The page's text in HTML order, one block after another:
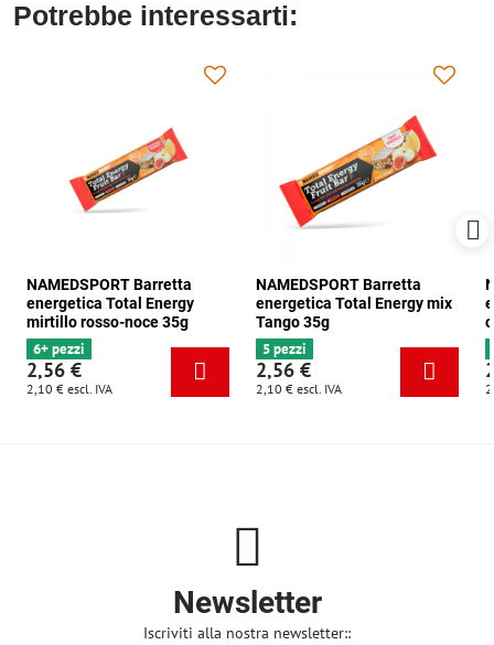
Potrebbe interessarti:
NAMEDSPORT Barretta
energetica Total Energy
mirtillo rosso-noce 35g
6+ pezzi
2,56 €
2,10 € escl. IVA
NAMEDSPORT Barretta
energetica Total Energy mix
Tango 35g
5 pezzi
2,56 €
2,10 € escl. IVA
Newsletter
Iscriviti alla nostra newsletter::